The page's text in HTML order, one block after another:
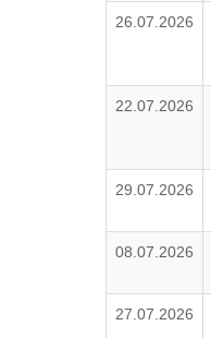
26.07.2026
22.07.2026
29.07.2026
08.07.2026
27.07.2026